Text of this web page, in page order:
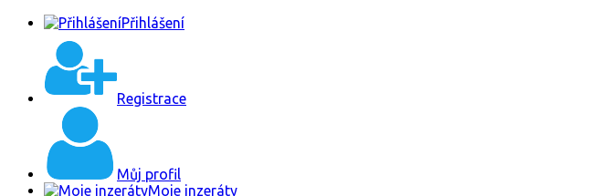
Přihlášení
Registrace
Můj profil
Moje inzeráty